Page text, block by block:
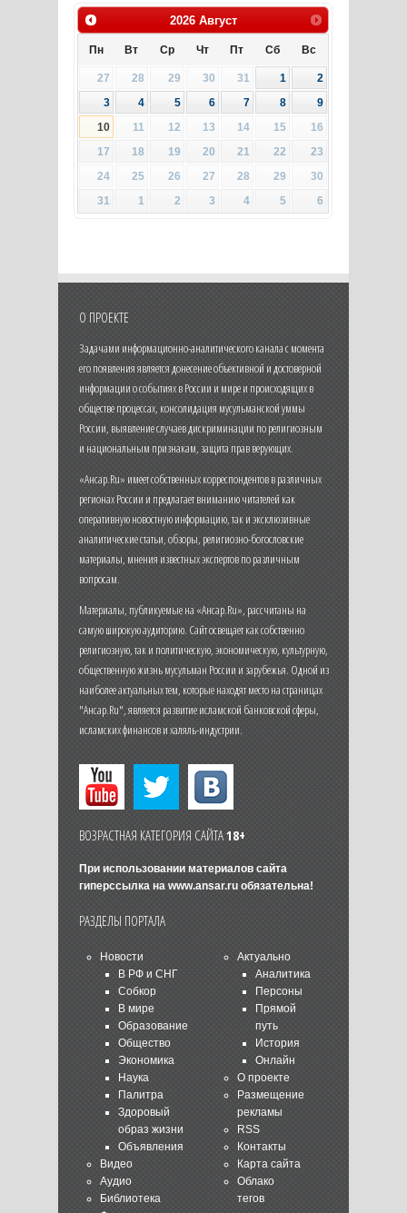
2026 Август
Пн Вт Ср Чт Пт Сб Вс
27 28 29 30 31 1
2
3
4 5 6 7 8
9
10
11 12 13 14 15
16
17
18 19 20 21 22
23
24
25 26 27 28 29
30
31
1 2 3 4 5 6
О ПРОЕКТЕ
Задачами информационно-аналитического канала с момента
его появления является донесение объективной и достоверной
информации о событиях в России и мире и происходящих в
обществе процессах, консолидация мусульманской уммы
России, выявление случаев дискриминации по религиозным
и национальным признакам, защита прав верующих.
«Ансар.Ru» имеет собственных корреспондентов в различных
регионах России и предлагает вниманию читателей как
оперативную новостную информацию, так и эксклюзивные
аналитические статьи, обзоры, религиозно-богословские
материалы, мнения известных экспертов по различным
вопросам.
Материалы, публикуемые на «Ансар.Ru», рассчитаны на
самую широкую аудиторию. Сайт освещает как собственно
религиозную, так и политическую, экономическую, культурную,
общественную жизнь мусульман России и зарубежья. Одной из
наиболее актуальных тем, которые находят место на страницах
"Ансар.Ru", является развитие исламской банковской сферы,
исламских финансов и халяль-индустрии.
ВОЗРАСТНАЯ КАТЕГОРИЯ САЙТА18+
При использовании материалов сайта
гиперссылка на www.ansar.ruобязательна!
РАЗДЕЛЫ ПОРТАЛА
Новости
В РФ и СНГ
Собкор
В мире
Образование
Общество
Экономика
Наука
Палитра
Здоровый
образ жизни
Объявления
Видео
Аудио
Библиотека
Актуально
Аналитика
Персоны
Прямой
путь
История
Онлайн
О проекте
Размещение
рекламы
RSS
Контакты
Карта сайта
Облако
тегов